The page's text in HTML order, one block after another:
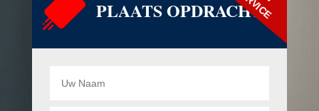
PLAATS OPDRACHT